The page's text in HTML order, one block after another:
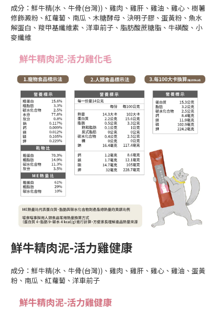
成分：鮮牛精(水、牛骨(台灣))、雞肉、雞肝、雞油、雞心、樹薯
修飾澱粉、紅蘿蔔、南瓜、木糖酵母、決明子膠、蛋黃粉、魚水
解蛋白、羧甲基纖維素、洋車前子、脂肪酸蔗糖脂、牛磺酸、小
麥纖維
鮮牛精肉泥-活力雞健康
成分：鮮牛精(水、牛骨(台灣))、雞肉、雞肝、雞心、雞油、蛋黃
粉、南瓜、紅蘿蔔、洋車前子